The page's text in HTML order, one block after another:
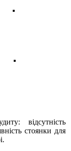
відсутність
стоянки для